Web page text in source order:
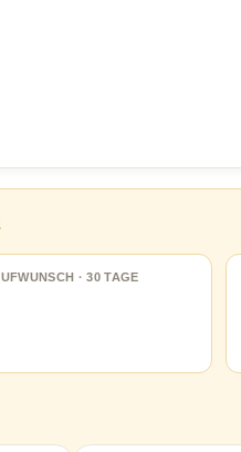
· 30 TAGE